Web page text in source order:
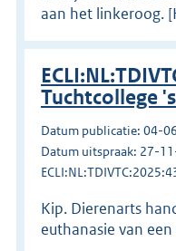
aan het linkeroog.
Tuchtcollege
Datum publicatie: 04-
Datum uitspraak: 27-
Kip. Dierenarts
euthanasie van